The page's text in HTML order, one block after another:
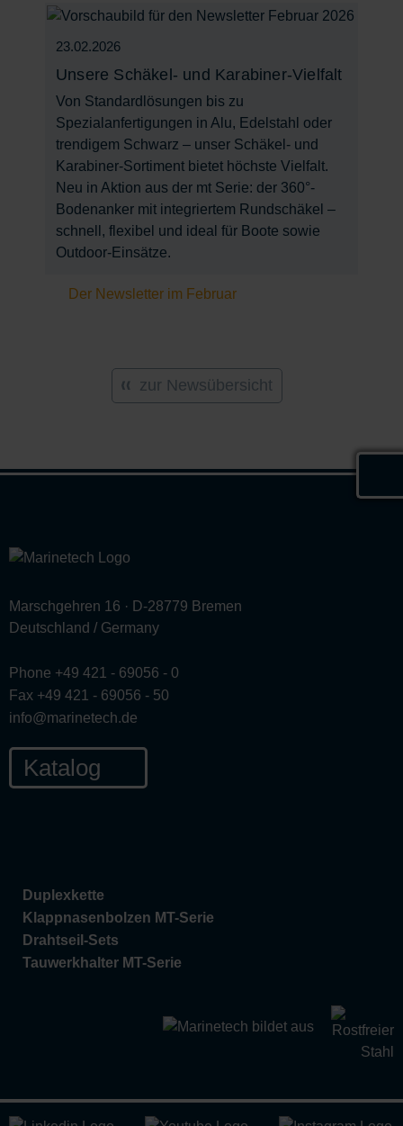
23.02.2026
Unsere Schäkel- und Karabiner-Vielfalt
Von Standardlösungen bis zu
Spezialanfertigungen in Alu, Edelstahl oder
trendigem Schwarz – unser Schäkel- und
Karabiner-Sortiment bietet höchste Vielfalt.
Neu in Aktion aus der mt Serie: der 360°-
Bodenanker mit integriertem Rundschäkel –
schnell, flexibel und ideal für Boote sowie
Outdoor-Einsätze.
Der Newsletter im Februar
zur Newsübersicht
Marschgehren 16 · D-28779 Bremen
Deutschland / Germany
Phone +49 421 - 69056 - 0
Fax +49 421 - 69056 - 50
info@marinetech.de
Katalog
Duplexkette
Klappnasenbolzen MT-Serie
Drahtseil-Sets
Tauwerkhalter MT-Serie